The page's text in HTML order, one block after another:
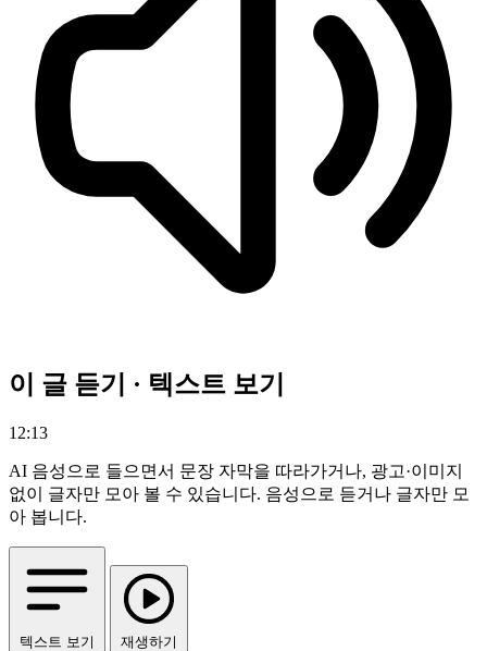
이 글 듣기 · 텍스트 보기
12:13
AI 음성으로 들으면서 문장 자막을 따라가거나, 광고·이미지
없이 글자만 모아 볼 수 있습니다. 음성으로 듣거나 글자만 모
아 봅니다.
텍스트 보기 재생하기